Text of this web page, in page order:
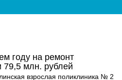
году на ремонт
79,5 млн. рублей
взрослая поликлиника № 2